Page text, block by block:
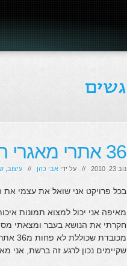
36 אתרי מאגרי תמונות בחינם!
נוב 23, 2010 // על ידי אבי כהן // עיצוב
בכל פרויקט אני שואל את עצמי
מאיפה אני יכול למצוא תמונות
חקרתי את הנושא בעבר ומצאתי
שקיימים נכון לרגע זה ברשת,